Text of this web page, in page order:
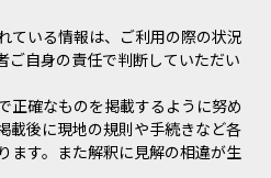
ている情報は、ご利用の際の状況
ご自身の責任で判断していただい
正確なものを掲載するように努め
載後に現地の規則や手続きなど各
ます。また解釈に見解の相違が生